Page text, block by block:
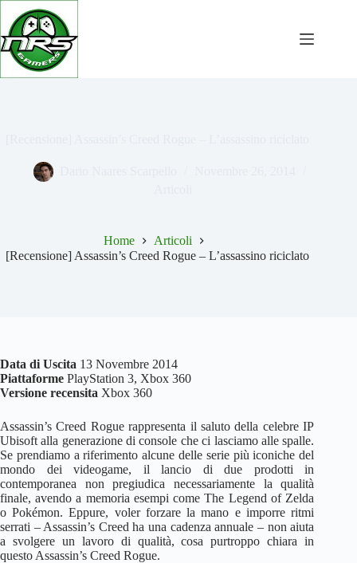
Salta
contenuto
Home
Articoli
[Recensione] Assassin’s Creed Rogue – L’assassino riciclato
Data di Uscita 13 Novembre 2014
Piattaforme PlayStation 3, Xbox 360
Versione recensita Xbox 360
Assassin’s Creed Rogue rappresenta il saluto della celebre IP
Ubisoft alla generazione di console che ci lasciamo alle spalle.
Se prendiamo a riferimento alcune delle serie più iconiche del
mondo dei videogame, il lancio di due prodotti in
contemporanea non pregiudica necessariamente la qualità
finale, avendo a memoria esempi come The Legend of Zelda
o Pokémon. Eppure, voler forzare la mano e imporre ritmi
serrati – Assassin’s Creed ha una cadenza annuale – non aiuta
a svolgere un lavoro di qualità, cosa purtroppo chiara in
questo Assassin’s Creed Rogue.